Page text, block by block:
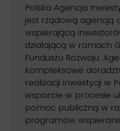
Polska Agencja
jest rządową agencją
wspierającą
działającą w ramach
Funduszu Rozwoju.
kompleksowe
realizacji inwestycji w
wsparcie w procesie
pomoc publiczną w
programów